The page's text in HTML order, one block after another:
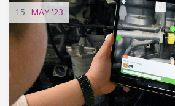
15 MAY'23